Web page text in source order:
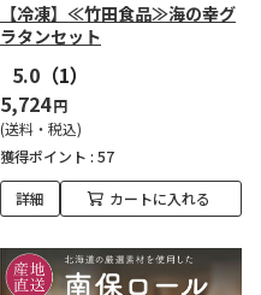
【冷凍】≪竹田食品≫海の幸グ
ラタンセット
5.0 （1）
5,724円
(送料・税込)
獲得ポイント : 57
詳細 カートに入れる